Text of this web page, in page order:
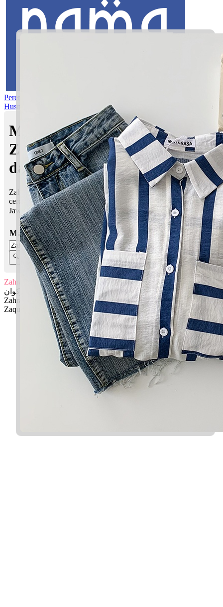
Perempuan
Husna
Maksud nama Zahran
Zaquan | Maksud Nama
dalam Islam
Zahran Zaquan bermaksud Bunga, keindahan, berseri; Yang
cerdik, yang harum
Jawi:ظهران زكوان
Masukkan Nama:
Zahran Zaquan
ظهران زكوان
Zahran: Bunga, keindahan, berseri
Zaquan: Yang cerdik, yang harum
✚ Baju Baby Custom Nama 'Zahran Zaquan'